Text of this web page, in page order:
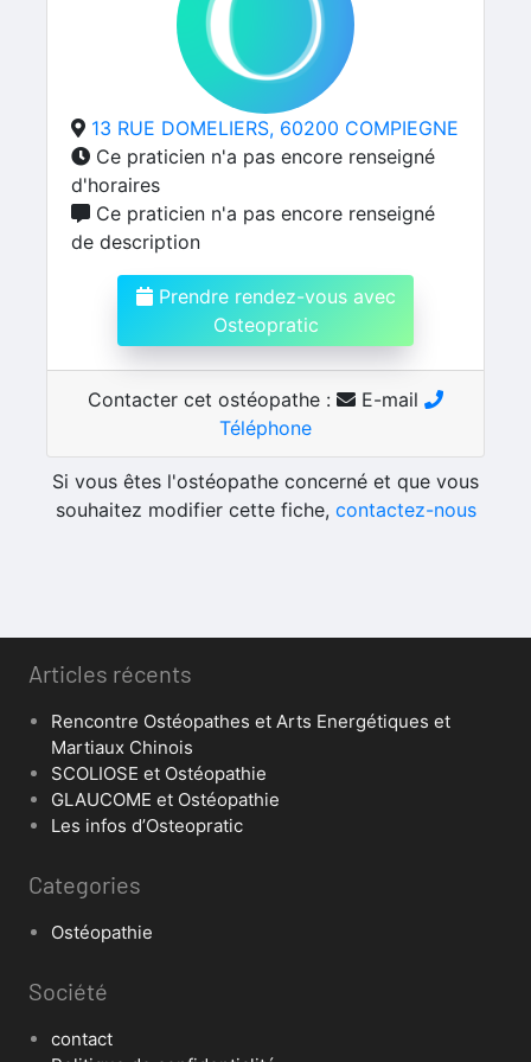
13 RUE DOMELIERS, 60200 COMPIEGNE
Ce praticien n'a pas encore renseigné
d'horaires
Ce praticien n'a pas encore renseigné
de description
Prendre rendez-vous avec
Osteopratic
Contacter cet ostéopathe :
E-mail
Téléphone
Si vous êtes l'ostéopathe concerné et que vous
souhaitez modifier cette fiche, contactez-nous
Articles récents
Rencontre Ostéopathes et Arts Energétiques et
Martiaux Chinois
SCOLIOSE et Ostéopathie
GLAUCOME et Ostéopathie
Les infos d’Osteopratic
Categories
Ostéopathie
Société
contact